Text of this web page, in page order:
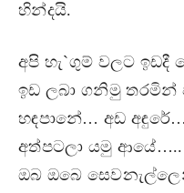
හින්දයි.
අපි හැ`ගුම් වලට
ඉඩ ලබා ගනිමු තරමින්
හඳපානේ… අඩ
අත්පටලා යමු ආයේ…..
ඔබ ඔබෙ